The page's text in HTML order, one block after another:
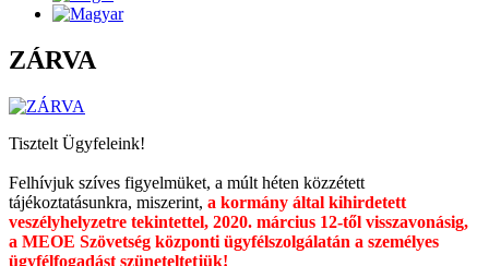
ZÁRVA
Tisztelt Ügyfeleink!
Felhívjuk szíves figyelmüket, a múlt héten közzétett
tájékoztatásunkra, miszerint, a kormány által kihirdetett
veszélyhelyzetre tekintettel, 2020. március 12-től visszavonásig,
a MEOE Szövetség központi ügyfélszolgálatán a személyes
ügyfélfogadást szüneteltetjük!